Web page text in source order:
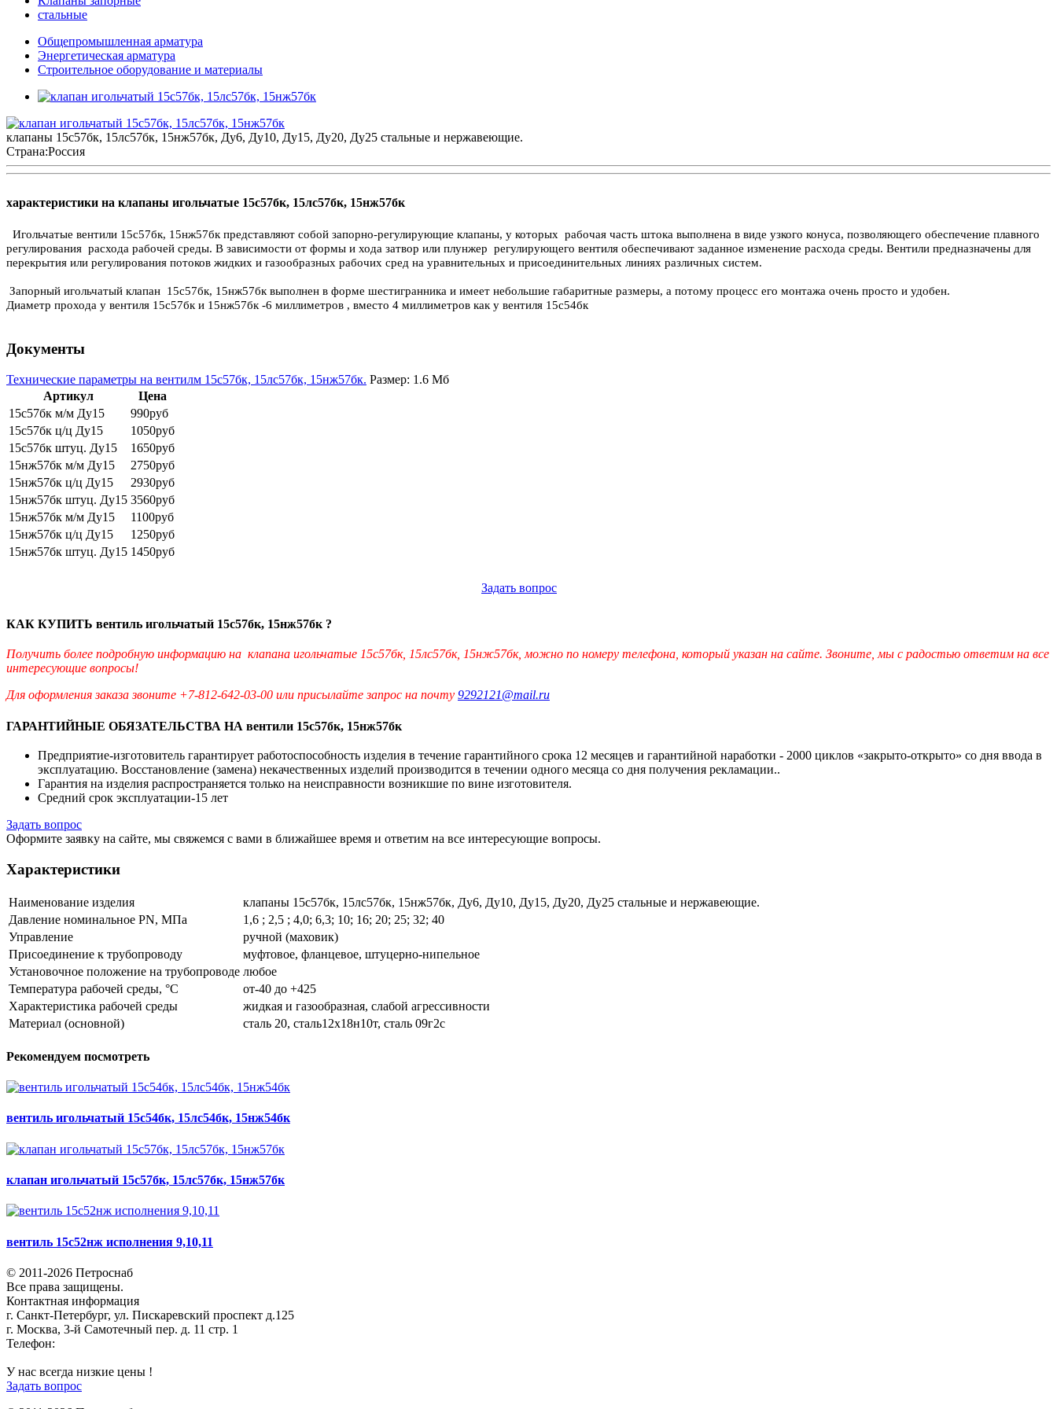
стальные
Общепромышленная арматура
Энергетическая арматура
Строительное оборудование и материалы
клапаны 15с57бк, 15лс57бк, 15нж57бк, Ду6, Ду10, Ду15, Ду20, Ду25 стальные и нержавеющие.
Страна:Россия
характеристики на клапаны игольчатые 15с57бк, 15лс57бк, 15нж57бк
Игольчатые вентили 15с57бк, 15нж57бк представляют собой запорно-регулирующие клапаны, у которых рабочая часть штока выполнена в виде узкого конуса, позволяющего обеспечение плавного
регулирования расхода рабочей среды. В зависимости от формы и хода затвор или плунжер регулирующего вентиля обеспечивают заданное изменение расхода среды. Вентили предназначены для
перекрытия или регулирования потоков жидких и газообразных рабочих сред на уравнительных и присоединительных линиях различных систем.
Запорный игольчатый клапан 15с57бк, 15нж57бк выполнен в форме шестигранника и имеет небольшие габаритные размеры, а потому процесс его монтажа очень просто и удобен.
Диаметр прохода у вентиля 15с57бк и 15нж57бк -6 миллиметров , вместо 4 миллиметров как у вентиля 15с54бк
Документы
Технические параметры на вентилм 15с57бк, 15лс57бк, 15нж57бк. Размер: 1.6 Мб
Артикул
Цена
15с57бк м/м Ду15
990руб
15с57бк ц/ц Ду15
1050руб
15с57бк штуц. Ду15
1650руб
15нж57бк м/м Ду15
2750руб
15нж57бк ц/ц Ду15
2930руб
15нж57бк штуц. Ду15 3560руб
15нж57бк м/м Ду15
1100руб
15нж57бк ц/ц Ду15
1250руб
15нж57бк штуц. Ду15 1450руб
Задать вопрос
КАК КУПИТЬ вентиль игольчатый 15с57бк, 15нж57бк ?
Получить более подробную информацию на клапана игольчатые 15с57бк, 15лс57бк, 15нж57бк, можно по номеру телефона, который указан на сайте. Звоните, мы с радостью ответим на все
интересующие вопросы!
Для оформления заказа звоните +7-812-642-03-00 или присылайте запрос на почту 9292121@mail.ru
ГАРАНТИЙНЫЕ ОБЯЗАТЕЛЬСТВА НА вентили 15с57бк, 15нж57бк
Предприятие-изготовитель гарантирует работоспособность изделия в течение гарантийного срока 12 месяцев и гарантийной наработки - 2000 циклов «закрыто-открыто» со дня ввода в
эксплуатацию. Восстановление (замена) некачественных изделий производится в течении одного месяца со дня получения рекламации..
Гарантия на изделия распространяется только на неисправности возникшие по вине изготовителя.
Средний срок эксплуатации-15 лет
Задать вопрос
Оформите заявку на сайте, мы свяжемся с вами в ближайшее время и ответим на все интересующие вопросы.
Характеристики
Наименование изделия
клапаны 15с57бк, 15лс57бк, 15нж57бк, Ду6, Ду10, Ду15, Ду20, Ду25 стальные и нержавеющие.
Давление номинальное PN, МПа
1,6 ; 2,5 ; 4,0; 6,3; 10; 16; 20; 25; 32; 40
Управление
ручной (маховик)
Присоединение к трубопроводу
муфтовое, фланцевое, штуцерно-нипельное
Установочное положение на трубопроводе любое
Температура рабочей среды, °С
от-40 до +425
Характеристика рабочей среды
жидкая и газообразная, слабой агрессивности
Материал (основной)
сталь 20, сталь12х18н10т, сталь 09г2с
Рекомендуем посмотреть
вентиль игольчатый 15с54бк, 15лс54бк, 15нж54бк
клапан игольчатый 15с57бк, 15лс57бк, 15нж57бк
вентиль 15с52нж исполнения 9,10,11
© 2011-2026 Петроснаб
Все права защищены.
Контактная информация
г. Санкт-Петербург, ул. Пискаревский проспект д.125
г. Москва, 3-й Самотечный пер. д. 11 стр. 1
Телефон:
У нас всегда низкие цены !
Задать вопрос